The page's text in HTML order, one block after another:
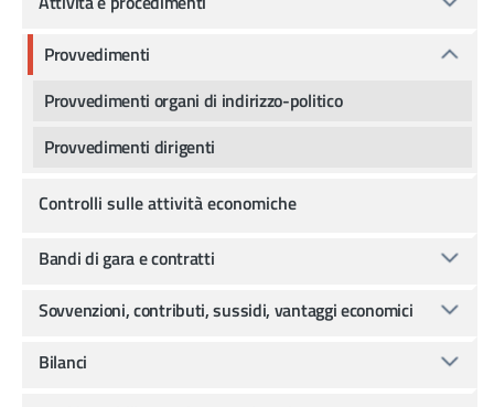
Provvedimenti
Provvedimenti organi di indirizzo-politico
Provvedimenti dirigenti
Controlli sulle attività economiche
Bandi di gara e contratti
Sovvenzioni, contributi, sussidi, vantaggi economici
Bilanci